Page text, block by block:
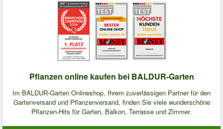
Pflanzen online kaufen bei BALDUR-Garten
Im BALDUR-Garten Onlineshop, Ihrem zuverlässigen Partner für den
Gartenversand und Pflanzenversand, finden Sie viele wunderschöne
Pflanzen-Hits für Garten, Balkon, Terrasse und Zimmer.